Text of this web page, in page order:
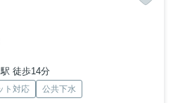
徒歩14分
ト対応 公共下水